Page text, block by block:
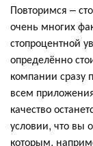
Повторимся –
очень многих
стопроцентной
определённо
компании сразу
всем
качество
условии, что вы
которым,